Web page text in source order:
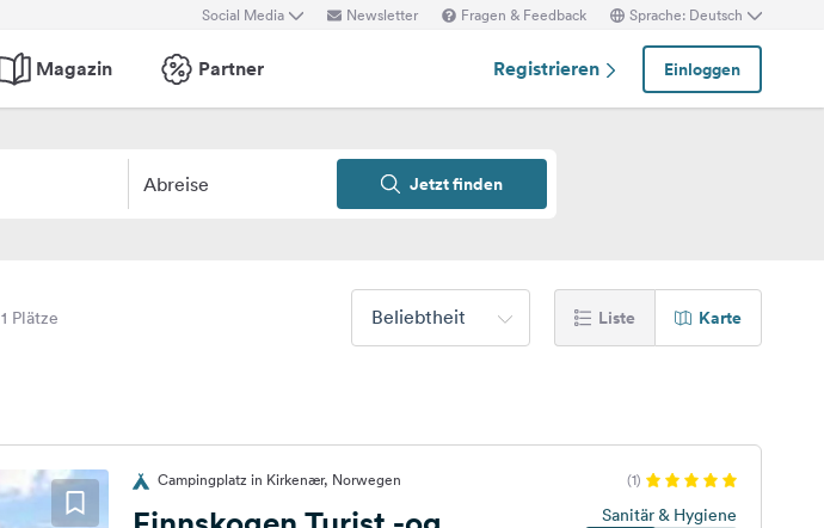
Social Media Newsletter Fragen & Feedback Sprache: Deutsch
Magazin Partner Registrieren Einloggen
Abreise Jetzt finden
1 Plätze Beliebtheit Liste Karte
Campingplatz in Kirkenær, Norwegen (1)
Sanitär & Hygiene